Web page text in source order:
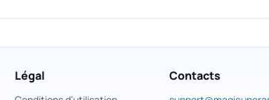
Légal Contacts